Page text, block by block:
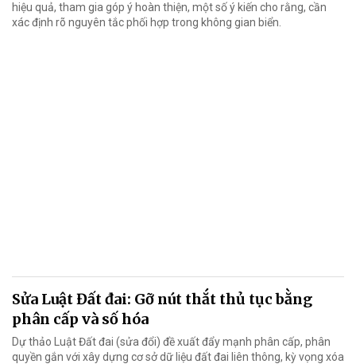
hiệu quả, tham gia góp ý hoàn thiện, một số ý kiến cho rằng, cần
xác định rõ nguyên tắc phối hợp trong không gian biển.
Sửa Luật Đất đai: Gỡ nút thắt thủ tục bằng
phân cấp và số hóa
Dự thảo Luật Đất đai (sửa đổi) đề xuất đẩy mạnh phân cấp, phân
quyền gắn với xây dựng cơ sở dữ liệu đất đai liên thông, kỳ vọng xóa